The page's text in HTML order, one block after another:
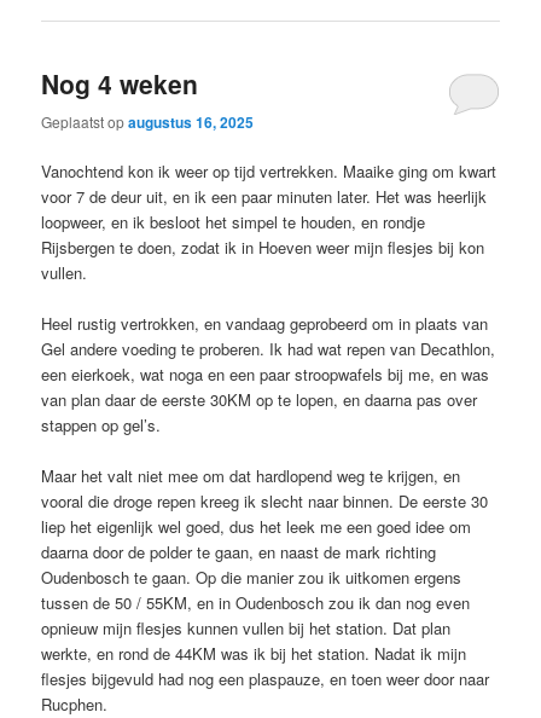
Nog 4 weken
Geplaatst opaugustus 16, 2025
Vanochtend kon ik weer op tijd vertrekken. Maaike ging om kwart
voor 7 de deur uit, en ik een paar minuten later. Het was heerlijk
loopweer, en ik besloot het simpel te houden, en rondje
Rijsbergen te doen, zodat ik in Hoeven weer mijn flesjes bij kon
vullen.
Heel rustig vertrokken, en vandaag geprobeerd om in plaats van
Gel andere voeding te proberen. Ik had wat repen van Decathlon,
een eierkoek, wat noga en een paar stroopwafels bij me, en was
van plan daar de eerste 30KM op te lopen, en daarna pas over
stappen op gel’s.
Maar het valt niet mee om dat hardlopend weg te krijgen, en
vooral die droge repen kreeg ik slecht naar binnen. De eerste 30
liep het eigenlijk wel goed, dus het leek me een goed idee om
daarna door de polder te gaan, en naast de mark richting
Oudenbosch te gaan. Op die manier zou ik uitkomen ergens
tussen de 50 / 55KM, en in Oudenbosch zou ik dan nog even
opnieuw mijn flesjes kunnen vullen bij het station. Dat plan
werkte, en rond de 44KM was ik bij het station. Nadat ik mijn
flesjes bijgevuld had nog een plaspauze, en toen weer door naar
Rucphen.